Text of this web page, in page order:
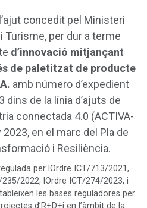
concedit pel Ministeri
Turisme, per dur a terme
d’innovació mitjançant
de paletitzat de producte
amb número d’expedient
dins de la línia d’ajuts de
connectada 4.0 (ACTIVA-
2023, en el marc del Pla de
i Resiliència.
per lOrdre ICT/713/2021,
2022, lOrdre ICT/274/2023, i
les bases reguladores per
d’R+D+i en l’àmbit de la